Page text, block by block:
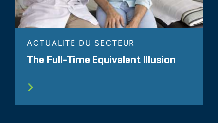
ACTUALITÉ DU SECTEUR
The Full-Time Equivalent Illusion